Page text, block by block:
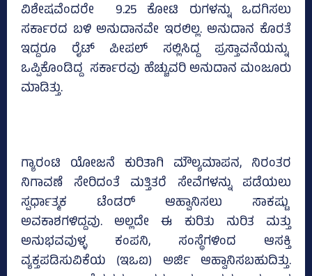
ವಿಶೇಷವೆಂದರೇ 9.25 ಕೋಟಿ ರುಗಳನ್ನು ಒದಗಿಸಲು
ಸರ್ಕಾರದ ಬಳಿ ಅನುದಾನವೇ ಇರಲಿಲ್ಲ. ಅನುದಾನ ಕೊರತೆ
ಇದ್ದರೂ ರೈಟ್‌ ಪೀಪಲ್‌ ಸಲ್ಲಿಸಿದ್ದ ಪ್ರಸ್ತಾವನೆಯನ್ನು
ಒಪ್ಪಿಕೊಂಡಿದ್ದ ಸರ್ಕಾರವು ಹೆಚ್ಚುವರಿ ಅನುದಾನ ಮಂಜೂರು
ಮಾಡಿತ್ತು.
ಗ್ಯಾರಂಟಿ ಯೋಜನೆ ಕುರಿತಾಗಿ ಮೌಲ್ಯಮಾಪನ, ನಿರಂತರ
ನಿಗಾವಣೆ ಸೇರಿದಂತೆ ಮತ್ತಿತರೆ ಸೇವೆಗಳನ್ನು ಪಡೆಯಲು
ಸ್ಪರ್ಧಾತ್ಮಕ ಟೆಂಡರ್‌ ಆಹ್ವಾನಿಸಲು ಸಾಕಷ್ಟು
ಅವಕಾಶಗಳಿದ್ದವು. ಅಲ್ಲದೇ ಈ ಕುರಿತು ನುರಿತ ಮತ್ತು
ಅನುಭವವುಳ್ಳ ಕಂಪನಿ, ಸಂಸ್ಥೆಗಳಿಂದ ಆಸಕ್ತಿ
ವ್ಯಕ್ತಪಡಿಸುವಿಕೆಯ (ಇಒಐ) ಅರ್ಜಿ ಆಹ್ವಾನಿಸಬಹುದಿತ್ತು.